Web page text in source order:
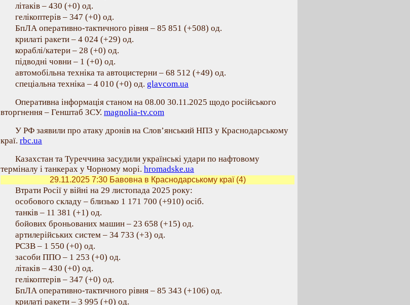
літаків – 430 (+0) од.
гелікоптерів – 347 (+0) од.
БпЛА оперативно-тактичного рівня – 85 851 (+508) од.
крилаті ракети – 4 024 (+29) од.
кораблі/катери – 28 (+0) од.
підводні човни – 1 (+0) од.
автомобільна техніка та автоцистерни – 68 512 (+49) од.
спеціальна техніка – 4 010 (+0) од. glavcom.ua
Оперативна інформація станом на 08.00 30.11.2025 щодо російського
вторгнення – Генштаб ЗСУ. magnolia-tv.com
У РФ заявили про атаку дронів на Слов’янський НПЗ у Краснодарському
краї. rbc.ua
Казахстан та Туреччина засудили українські удари по нафтовому
терміналу і танкерах у Чорному морі. hromadske.ua
29.11.2025 7:30Бавовна в Краснодарському краї (4)
Втрати Росії у війні на 29 листопада 2025 року:
особового складу – близько 1 171 700 (+910) осіб.
танків – 11 381 (+1) од.
бойових броньованих машин – 23 658 (+15) од.
артилерійських систем – 34 733 (+3) од.
РСЗВ – 1 550 (+0) од.
засоби ППО – 1 253 (+0) од.
літаків – 430 (+0) од.
гелікоптерів – 347 (+0) од.
БпЛА оперативно-тактичного рівня – 85 343 (+106) од.
крилаті ракети – 3 995 (+0) од.